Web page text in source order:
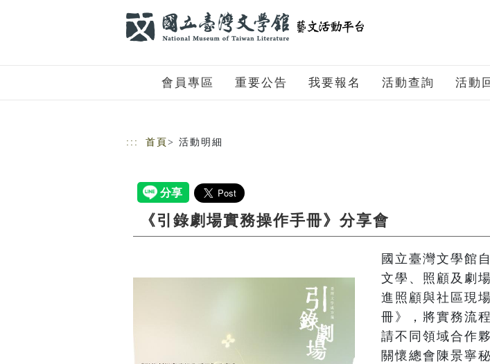
會員專區 重要公告 我要報名 活動查詢 活動
::: 首頁 > 活動明細
《引錄劇場實務操作手冊》分享會
國立臺灣文學館
文學、照顧及劇
進照顧與社區現
冊》，將實務流
請不同領域合作
關懷總會陳景寧